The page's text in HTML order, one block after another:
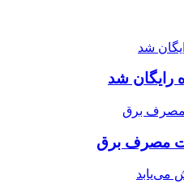
مصرف برق